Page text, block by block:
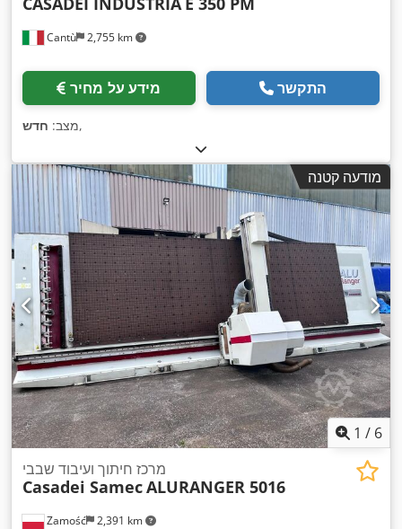
Cantù 2,755 km
מידע על מחיר התקשר
מצב: חדש ,
מודעה קטנה
1 / 6
Zamość 2,391 km
מרכז חיתוך ועיבוד שבבי
Casadei SamecALURANGER 5016